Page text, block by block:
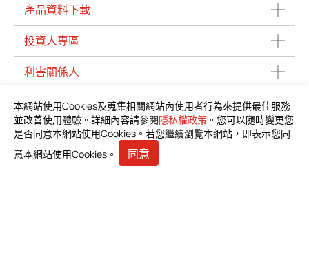
產品資料下載
投資人專區
利害關係人
人才招募
聯絡我們
本網站使用Cookies及蒐集相關網站內使用者行為來提供最佳服務
並改善使用體驗。詳細內容請參閱隱私權政策 。您可以隨時變更您
是否同意本網站使用Cookies。若您繼續瀏覽本網站，即表示您同
意本網站使用Cookies。
同意